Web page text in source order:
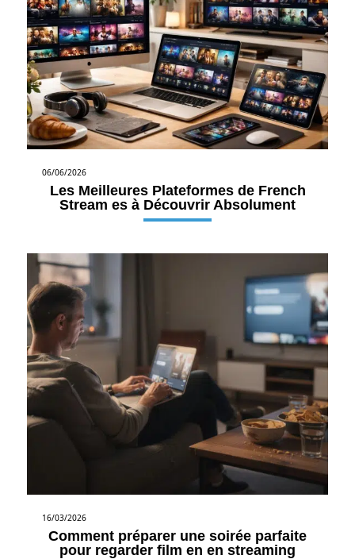
06/06/2026
Les Meilleures Plateformes de French
Stream es à Découvrir Absolument
16/03/2026
Comment préparer une soirée parfaite
pour regarder film en en streaming